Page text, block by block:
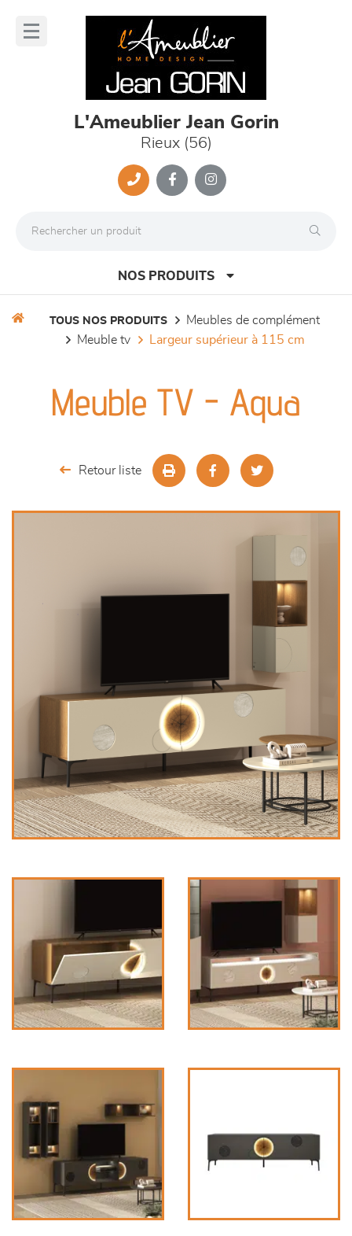
L'Ameublier Jean Gorin
Rieux (56)
NOS PRODUITS
séjours
chambres et dressing
TOUS NOS PRODUITS
meubles de complément
meuble tv
largeur supérieur à 115 cm
Meuble TV - Aqua
Retour liste